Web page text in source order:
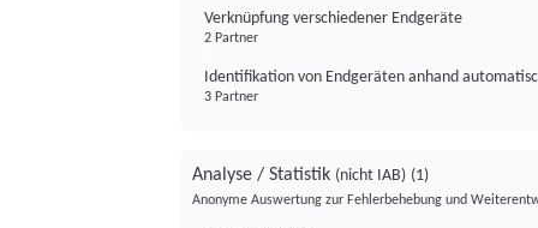
Verknüpfung verschiedener Endgeräte
2 Partner
Identifikation von Endgeräten anhand
3 Partner
Analyse / Statistik (nicht IAB) (1)
Anonyme Auswertung zur Fehlerbehebung und